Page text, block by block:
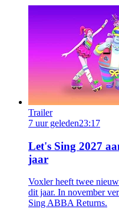
Trailer
7 uur geleden23:17
Let's Sing 2027
jaar
Voxler heeft twee
dit jaar. In november
Sing ABBA Returns.